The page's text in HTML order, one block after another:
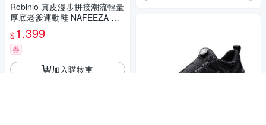
Robinlo 真皮漫步拼接潮流輕量
厚底老爹運動鞋 NAFEEZA 霧
感藍
$1,399
券
加入購物車